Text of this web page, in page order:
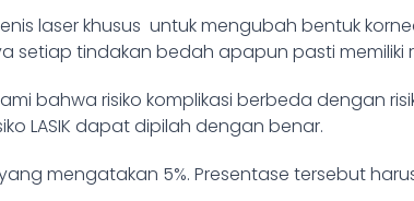
laser khusus untuk mengubah bentuk
tindakan bedah apapun pasti memiliki
bahwa risiko komplikasi berbeda dengan
LASIK dapat dipilah dengan benar.
mengatakan 5%. Presentase tersebut